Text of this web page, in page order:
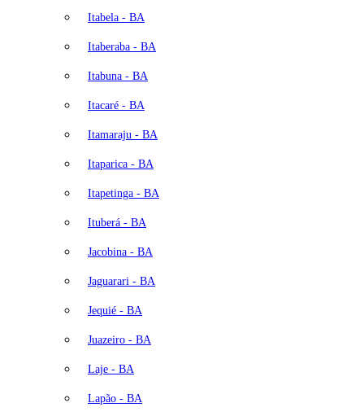
Itabela - BA
Itaberaba - BA
Itabuna - BA
Itacaré - BA
Itamaraju - BA
Itaparica - BA
Itapetinga - BA
Ituberá - BA
Jacobina - BA
Jaguarari - BA
Jequié - BA
Juazeiro - BA
Laje - BA
Lapão - BA